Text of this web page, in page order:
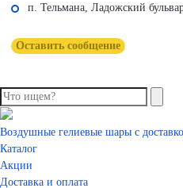
п. Тельмана, Ладожский
Оставить сообщение
Воздушные гелиевые шары с
Каталог
Акции
Доставка и оплата